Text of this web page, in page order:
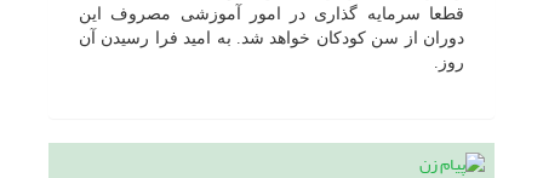
قطعا سرمایه گذارى در امور آموزشى مصروف این
دوران از سن کودکان خواهد شد. به امید فرا رسیدن آن
روز.